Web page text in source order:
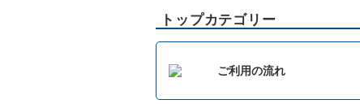
トップカテゴリー
ご利用の流れ